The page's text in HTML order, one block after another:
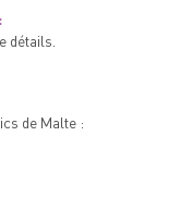
détails.
de Malte :